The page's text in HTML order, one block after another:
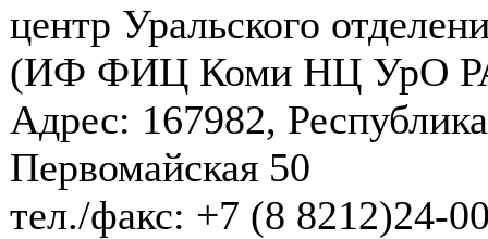
центр Уральского
(ИФ ФИЦ Коми НЦ УрО
Адрес: 167982,
Первомайская 50
тел./факс: +7 (8 8212)24-